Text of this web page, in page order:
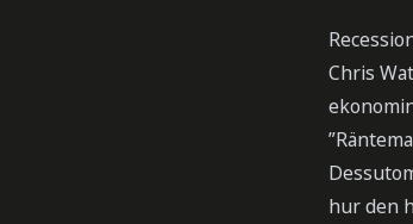
Chris
hur den